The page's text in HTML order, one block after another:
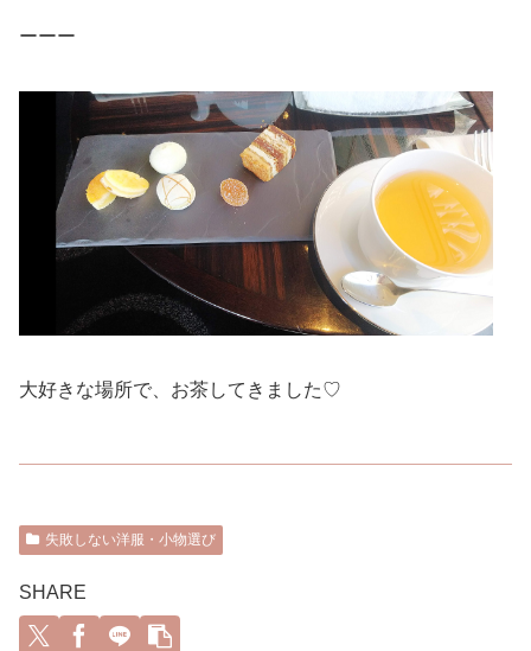
ーーー
大好きな場所で、お茶してきました♡
失敗しない洋服・小物選び
SHARE